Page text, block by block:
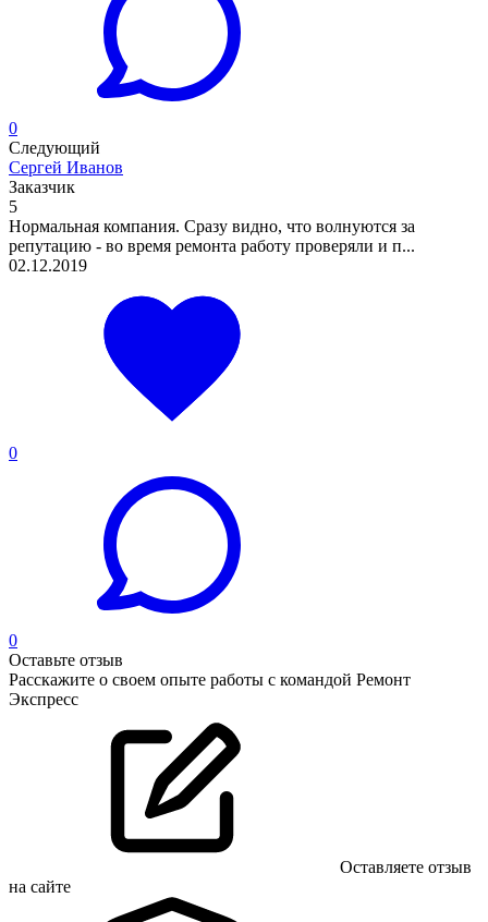
0
Следующий
Сергей Иванов
Заказчик
5
Нормальная компания. Сразу видно, что волнуются за
репутацию - во время ремонта работу проверяли и п...
02.12.2019
0
0
Оставьте отзыв
Расскажите о своем опыте работы с командой Ремонт
Экспресс
Оставляете отзыв
на сайте